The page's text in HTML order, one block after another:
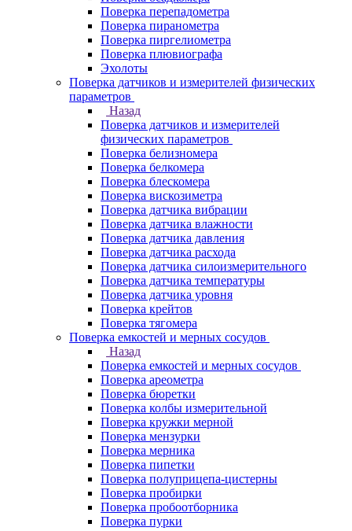
Поверка перепадометра
Поверка пиранометра
Поверка пиргелиометра
Поверка плювиографа
Эхолоты
Поверка датчиков и измерителей физических
параметров
Назад
Поверка датчиков и измерителей
физических параметров
Поверка белизномера
Поверка белкомера
Поверка блескомера
Поверка вискозиметра
Поверка датчика вибрации
Поверка датчика влажности
Поверка датчика давления
Поверка датчика расхода
Поверка датчика силоизмерительного
Поверка датчика температуры
Поверка датчика уровня
Поверка крейтов
Поверка тягомера
Поверка емкостей и мерных сосудов
Назад
Поверка емкостей и мерных сосудов
Поверка ареометра
Поверка бюретки
Поверка колбы измерительной
Поверка кружки мерной
Поверка мензурки
Поверка мерника
Поверка пипетки
Поверка полуприцепа-цистерны
Поверка пробирки
Поверка пробоотборника
Поверка пурки